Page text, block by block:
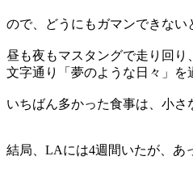
ので、どうにもガマンできない
昼も夜もマスタングで走り回り
文字通り「夢のような日々」を
いちばん多かった食事は、小
結局、LAには4週間いたが、あ